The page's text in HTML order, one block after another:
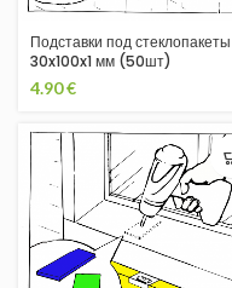
Подставки под стеклопакеты
30x100x1 мм (50шт)
4.90€